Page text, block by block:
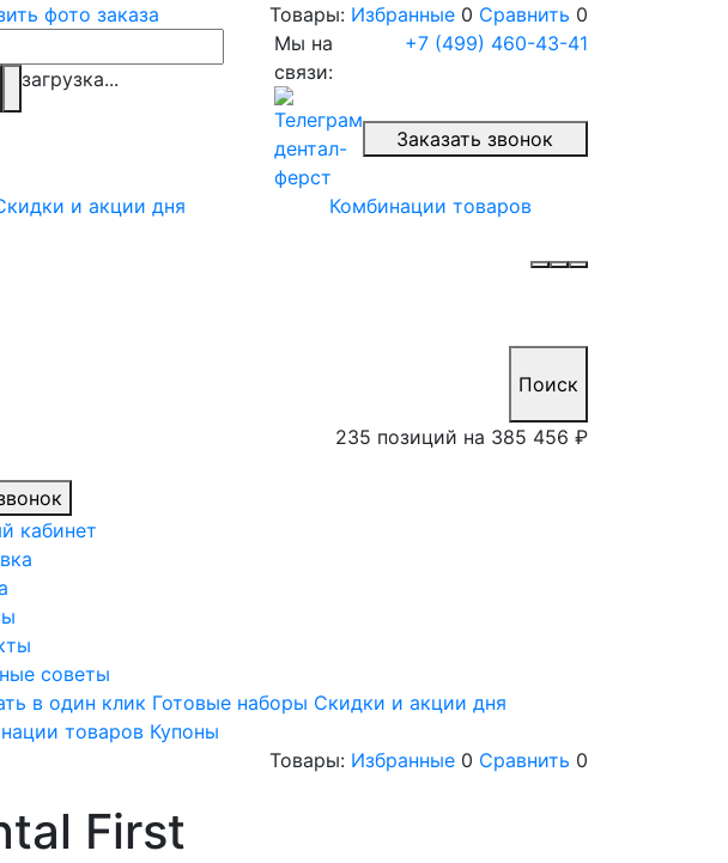
фото заказа Товары: Избранные 0 Сравнить 0
загрузка...
Мы на
связи:
+7 (499) 460-43-41
Заказать звонок
и акции дня
Комбинации товаров
Поиск
235 позиций на 385 456 ₽
кабинет
советы
в один клик Готовые наборы Скидки и акции дня
товаров Купоны
Товары: Избранные 0 Сравнить 0
First